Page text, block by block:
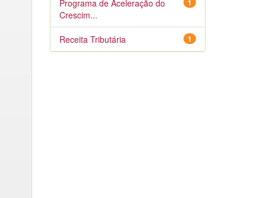
1
Programa de Aceleração do
Crescim...
1
Receita Tributária